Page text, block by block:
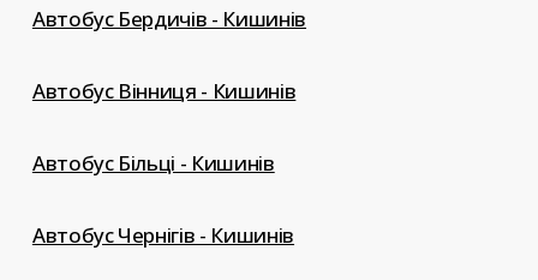
Автобус Бердичів - Кишинів
Автобус Вінниця - Кишинів
Автобус Більці - Кишинів
Автобус Чернігів - Кишинів